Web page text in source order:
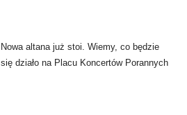
Nowa altana już stoi. Wiemy, co będzie
się działo na Placu Koncertów Porannych